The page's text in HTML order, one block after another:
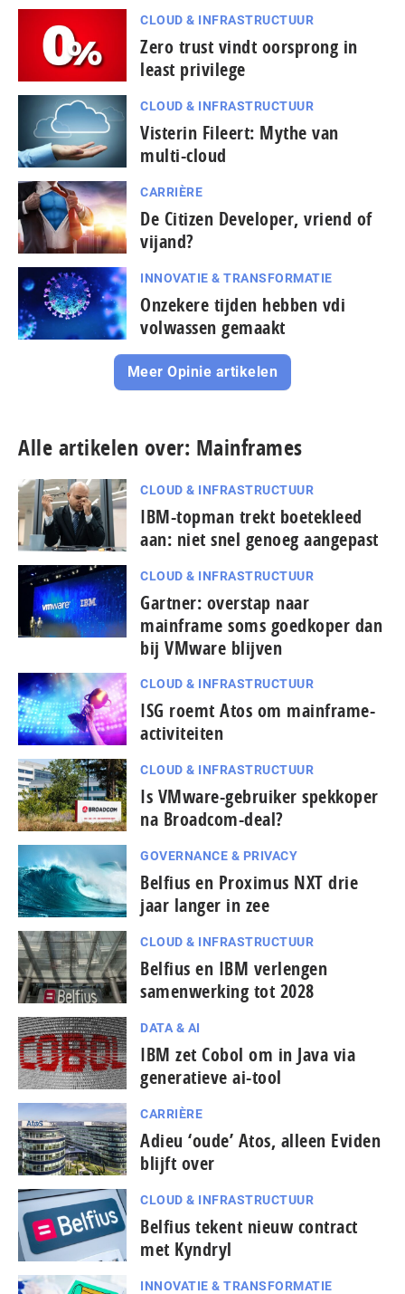
CLOUD & INFRASTRUCTUUR
Zero trust vindt oorsprong in
least privilege
CLOUD & INFRASTRUCTUUR
Visterin Fileert: Mythe van
multi-cloud
CARRIÈRE
De Citizen Developer, vriend of
vijand?
INNOVATIE & TRANSFORMATIE
Onzekere tijden hebben vdi
volwassen gemaakt
Meer Opinie artikelen
Alle artikelen over: Mainframes
CLOUD & INFRASTRUCTUUR
IBM-topman trekt boetekleed
aan: niet snel genoeg aangepast
CLOUD & INFRASTRUCTUUR
Gartner: overstap naar
mainframe soms goedkoper dan
bij VMware blijven
CLOUD & INFRASTRUCTUUR
ISG roemt Atos om mainframe-
activiteiten
CLOUD & INFRASTRUCTUUR
Is VMware-gebruiker spekkoper
na Broadcom-deal?
GOVERNANCE & PRIVACY
Belfius en Proximus NXT drie
jaar langer in zee
CLOUD & INFRASTRUCTUUR
Belfius en IBM verlengen
samenwerking tot 2028
DATA & AI
IBM zet Cobol om in Java via
generatieve ai-tool
CARRIÈRE
Adieu ‘oude’ Atos, alleen Eviden
blijft over
CLOUD & INFRASTRUCTUUR
Belfius tekent nieuw contract
met Kyndryl
INNOVATIE & TRANSFORMATIE